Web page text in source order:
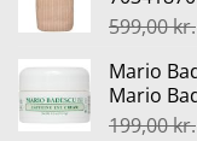
599,00kr.
Mario
Mario
199,00kr.